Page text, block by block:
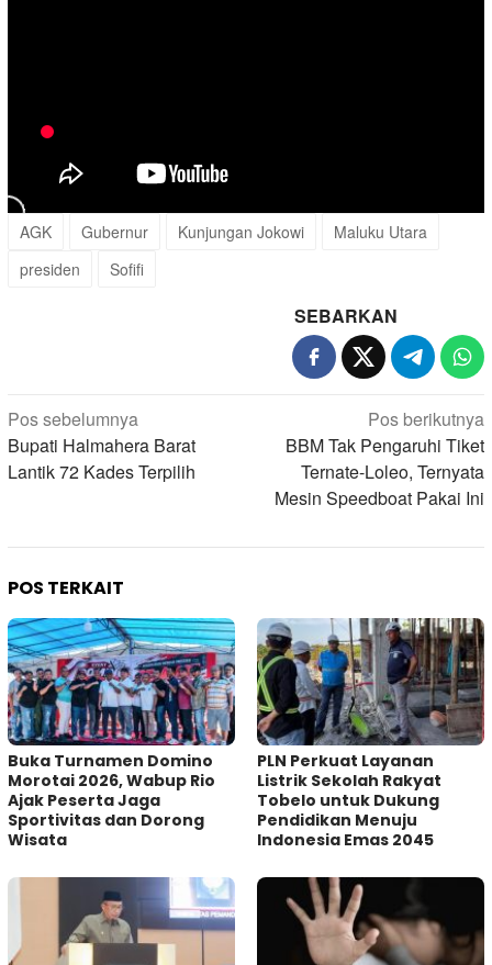
AGK Gubernur Kunjungan Jokowi
Maluku Utara
presiden
Sofifi
SEBARKAN
Navigasi
pos
Pos sebelumnya
Bupati Halmahera Barat
Lantik 72 Kades Terpilih
Pos berikutnya
BBM Tak Pengaruhi Tiket
Ternate-Loleo, Ternyata
Mesin Speedboat Pakai Ini
POS TERKAIT
Buka Turnamen Domino
Morotai 2026, Wabup Rio
Ajak Peserta Jaga
Sportivitas dan Dorong
Wisata
PLN Perkuat Layanan
Listrik Sekolah Rakyat
Tobelo untuk Dukung
Pendidikan Menuju
Indonesia Emas 2045